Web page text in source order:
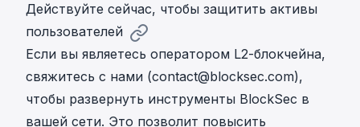
Действуйте сейчас, чтобы защитить активы
пользователей
Если вы являетесь оператором L2-блокчейна,
свяжитесь с нами (contact@blocksec.com),
чтобы развернуть инструменты BlockSec в
вашей сети. Это позволит повысить